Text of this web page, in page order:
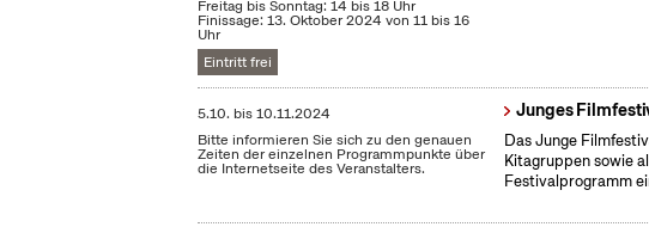
Freitag bis Sonntag: 14 bis 18 Uhr
Finissage: 13. Oktober 2024 von 11 bis 16
Uhr
Eintritt frei
5.10. bis10.11.2024
Bitte informieren Sie sich zu den genauen
Zeiten der einzelnen Programmpunkte über
die Internetseite des Veranstalters.
Junges
Das Junge
Kitagruppen sowie
Festivalprogramm